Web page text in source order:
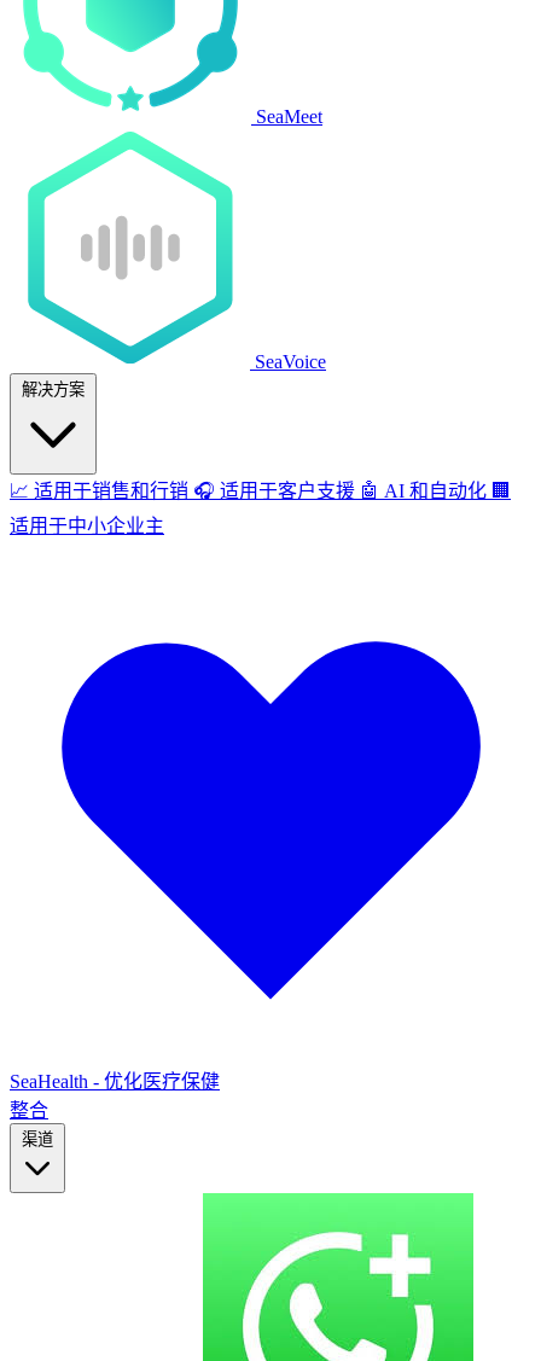
SeaMeet
SeaVoice
解决方案
📈 适用于销售和行销 🎧 适用于客户支援 🤖 AI 和自动化 🏢
适用于中小企业主
SeaHealth - 优化医疗保健
整合
渠道